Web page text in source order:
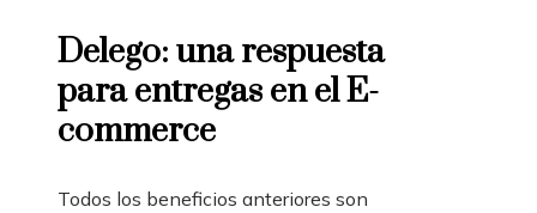
Delego: una respuesta
para entregas en el E-
commerce
Todos los beneficios anteriores son